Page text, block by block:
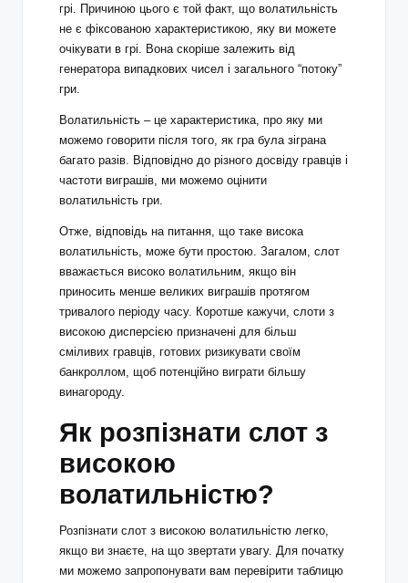
грі. Причиною цього є той факт, що волатильність
не є фіксованою характеристикою, яку ви можете
очікувати в грі. Вона скоріше залежить від
генератора випадкових чисел і загального “потоку”
гри.
Волатильність – це характеристика, про яку ми
можемо говорити після того, як гра була зіграна
багато разів. Відповідно до різного досвіду гравців і
частоти виграшів, ми можемо оцінити
волатильність гри.
Отже, відповідь на питання, що таке висока
волатильність, може бути простою. Загалом, слот
вважається високо волатильним, якщо він
приносить менше великих виграшів протягом
тривалого періоду часу. Коротше кажучи, слоти з
високою дисперсією призначені для більш
сміливих гравців, готових ризикувати своїм
банкроллом, щоб потенційно виграти більшу
винагороду.
Як розпізнати слот з
високою
волатильністю?
Розпізнати слот з високою волатильністю легко,
якщо ви знаєте, на що звертати увагу. Для початку
ми можемо запропонувати вам перевірити таблицю